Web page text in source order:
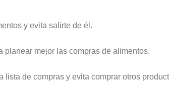
y evita salirte de él.
planear mejor las compras de alimentos.
lista de compras y evita comprar otros